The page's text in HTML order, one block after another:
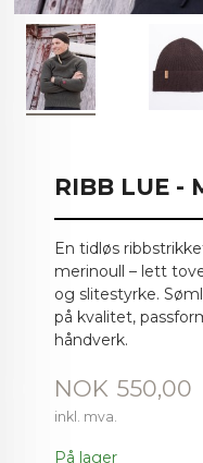
RIBB LUE -
En tidløs
merinoull – lett
og slitestyrke.
på kvalitet,
håndverk.
Pris
NOK 550,00
inkl. mva.
På lager